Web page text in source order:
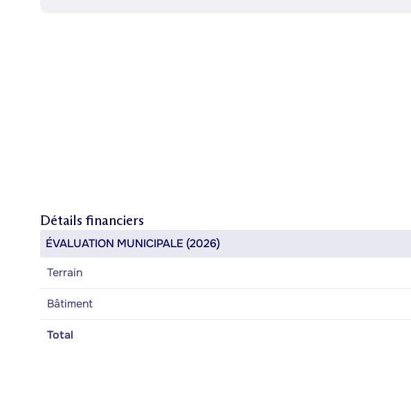
Détails financiers
ÉVALUATION MUNICIPALE (2026)
Terrain
Bâtiment
Total